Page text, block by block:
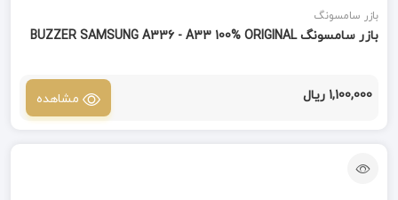
بازر سامسونگ
بازر سامسونگ BUZZER SAMSUNG A336 - A33 100% ORIGINAL
1,100,000 ریال مشاهده